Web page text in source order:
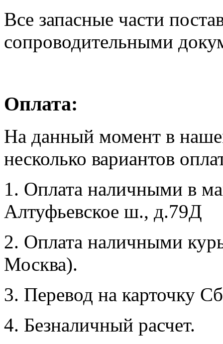
Все запасные части
сопроводительными
Оплата:
На данный момент в
несколько вариантов
1. Оплата наличными в
Алтуфьевское ш., д.79Д
2. Оплата наличными
Москва).
3. Перевод на карточку
4. Безналичный расчет.